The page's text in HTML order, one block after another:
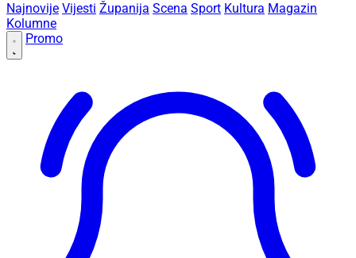
Najnovije Vijesti Županija Scena Sport Kultura Magazin
Kolumne
Promo